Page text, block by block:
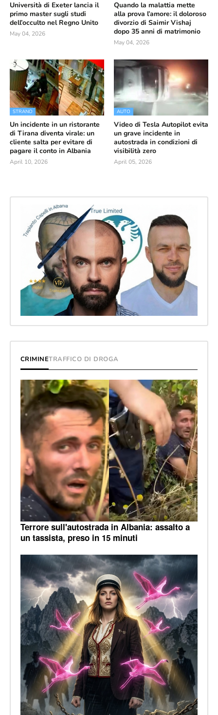
Università di Exeter lancia il
primo master sugli studi
dell’occulto nel Regno Unito
May 04, 2026
Quando la malattia mette
alla prova l’amore: il doloroso
divorzio di Saimir Vishaj
dopo 35 anni di matrimonio
May 04, 2026
STRANO
Un incidente in un ristorante
di Tirana diventa virale: un
cliente salta per evitare di
pagare il conto in Albania
April 10, 2026
AUTO
Video di Tesla Autopilot evita
un grave incidente in
autostrada in condizioni di
visibilità zero
April 05, 2026
CRIMINETRAFFICO DI DROGA
Terrore sull'autostrada in Albania: assalto a
un tassista, preso in 15 minuti